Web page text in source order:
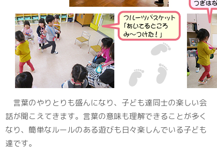
言葉のやりとりも盛んになり、子ども達同士の楽しい会
話が聞こえてきます。言葉の意味も理解できることが多く
なり、簡単なルールのある遊びも日々楽しんでいる子ども
達です。